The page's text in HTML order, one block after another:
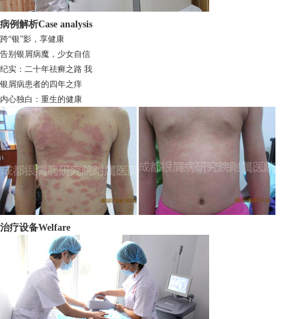
病例解析Case analysis
跨“银”影，享健康
告别银屑病魔，少女自信
纪实：二十年祛癣之路 我
银屑病患者的四年之痒
内心独白：重生的健康
治疗设备Welfare